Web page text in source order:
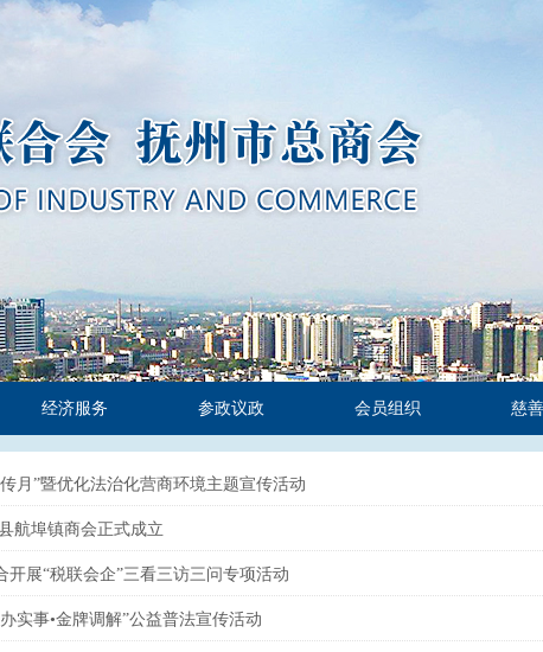
经济服务 参政议政 会员组织 慈
月”暨优化法治化营商环境主题宣传活动
航埠镇商会正式成立
展“税联会企”三看三访三问专项活动
实事•金牌调解”公益普法宣传活动